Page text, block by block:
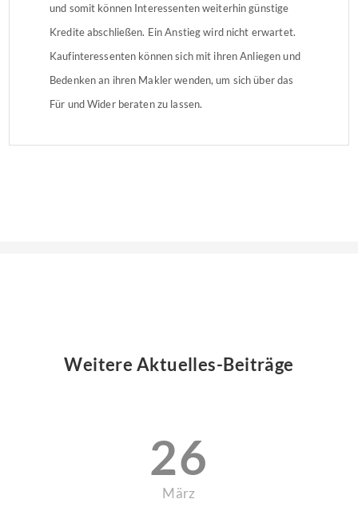
und somit können Interessenten weiterhin günstige
Kredite abschließen. Ein Anstieg wird nicht erwartet.
Kaufinteressenten können sich mit ihren Anliegen und
Bedenken an ihren Makler wenden, um sich über das
Für und Wider beraten zu lassen.
Weitere Aktuelles-Beiträge
26
März